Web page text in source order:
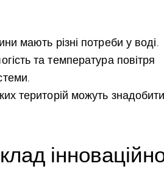
мають різні потреби у воді.
та температура повітря
територій можуть